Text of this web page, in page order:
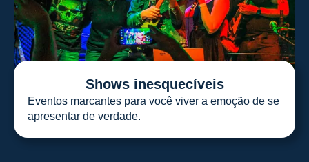
Shows inesquecíveis
Eventos marcantes para você viver a emoção de se
apresentar de verdade.